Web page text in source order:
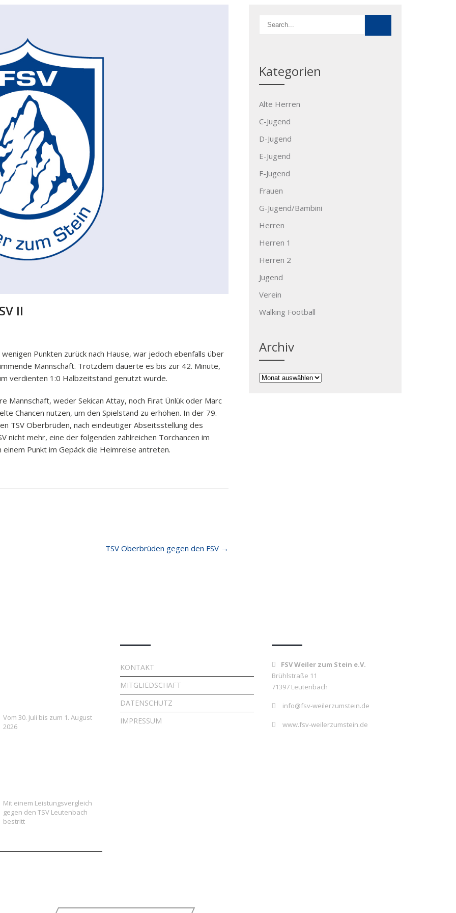
II
Punkten zurück nach Hause, war jedoch ebenfalls über
Mannschaft. Trotzdem dauerte es bis zur 42. Minute,
verdienten 1:0 Halbzeitstand genutzt wurde.
Mannschaft, weder Sekican Attay, noch Firat Ünlük oder Marc
Chancen nutzen, um den Spielstand zu erhöhen. In der 79.
TSV Oberbrüden, nach eindeutiger Abseitsstellung des
nicht mehr, eine der folgenden zahlreichen Torchancen im
Punkt im Gepäck die Heimreise antreten.
TSV Oberbrüden gegen den FSV →
Kategorien
Alte Herren
C-Jugend
D-Jugend
E-Jugend
F-Jugend
Frauen
G-Jugend/Bambini
Herren
Herren 1
Herren 2
Jugend
Verein
Walking Football
Archiv
Archiv
Vom 30. Juli bis zum 1. August
2026
Mit einem Leistungsvergleich
gegen den TSV Leutenbach
bestritt
KONTAKT
MITGLIEDSCHAFT
DATENSCHUTZ
IMPRESSUM
FSV Weiler zum Stein e.V.
Brühlstraße 11
71397 Leutenbach
info@fsv-weilerzumstein.de
www.fsv-weilerzumstein.de